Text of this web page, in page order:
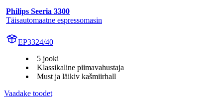
Philips Seeria 3300
Täisautomaatne espressomasin
EP3324/40
5 jooki
Klassikaline piimavahustaja
Must ja läikiv kašmiirhall
Vaadake toodet